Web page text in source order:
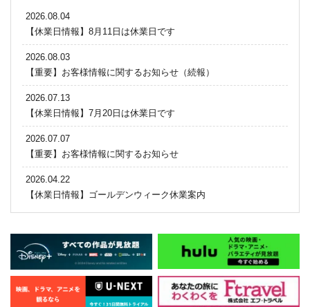
2026.08.04
【休業日情報】8月11日は休業日です
2026.08.03
【重要】お客様情報に関するお知らせ（続報）
2026.07.13
【休業日情報】7月20日は休業日です
2026.07.07
【重要】お客様情報に関するお知らせ
2026.04.22
【休業日情報】ゴールデンウィーク休業案内